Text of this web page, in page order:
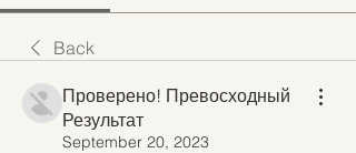
Back
Проверено! Превосходный
Результат
September 20, 2023